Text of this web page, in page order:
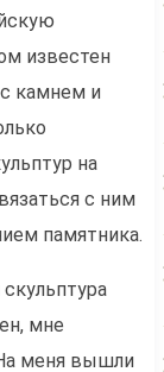
известен
камнем и
на
с ним
памятника.
мне
меня вышли